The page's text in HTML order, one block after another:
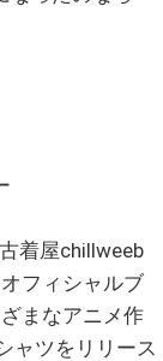
着屋chillweeb
フィシャルブ
まなアニメ作
ャツをリリース